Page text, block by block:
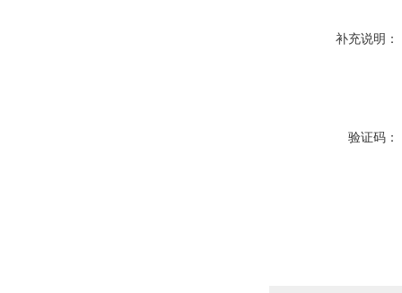
补充说明：
验证码：